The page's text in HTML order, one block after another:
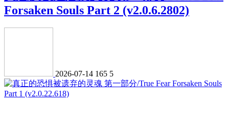
Forsaken Souls Part 2 (v2.0.6.2802)
2026-07-14 165 5